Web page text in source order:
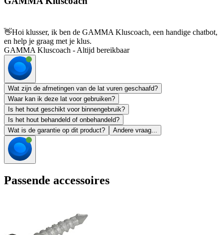
👋Hoi klusser, ik ben de GAMMA Kluscoach, een handige chatbot,
en help je graag met je klus.
GAMMA Kluscoach - Altijd bereikbaar
Wat zijn de afmetingen van de lat vuren geschaafd?
Waar kan ik deze lat voor gebruiken?
Is het hout geschikt voor binnengebruik?
Is het hout behandeld of onbehandeld?
Wat is de garantie op dit product?
Andere vraag...
Passende accessoires